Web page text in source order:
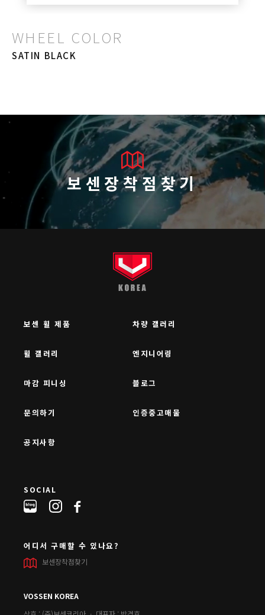
WHEEL COLOR
SATIN BLACK
보센장착점찾기
보센 휠 제품 차량 갤러리
휠 갤러리 엔지니어링
마감 피니싱 블로그
문의하기 인증중고매물
공지사항
SOCIAL
어디서 구매할 수 있나요?
보센장착점찾기
VOSSEN KOREA